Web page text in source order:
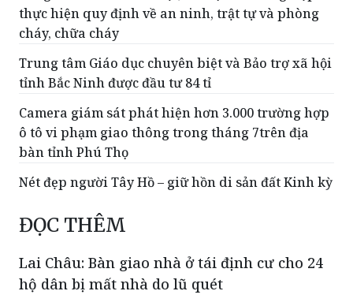
thực hiện quy định về an ninh, trật tự và phòng
cháy, chữa cháy
Trung tâm Giáo dục chuyên biệt và Bảo trợ xã hội
tỉnh Bắc Ninh được đầu tư 84 tỉ
Camera giám sát phát hiện hơn 3.000 trường hợp
ô tô vi phạm giao thông trong tháng 7trên địa
bàn tỉnh Phú Thọ
Nét đẹp người Tây Hồ – giữ hồn di sản đất Kinh kỳ
ĐỌC THÊM
Lai Châu: Bàn giao nhà ở tái định cư cho 24
hộ dân bị mất nhà do lũ quét